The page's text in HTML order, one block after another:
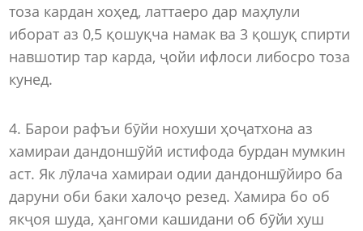
тоза кардан хоҳед, латтаеро дар маҳлули
иборат аз 0,5 қошуқча намак ва 3 қошуқ спирти
навшотир тар карда, ҷойи ифлоси либосро тоза
кунед.
4. Барои рафъи бӯйи нохуши ҳоҷатхона аз
хамираи дандоншӯйӣ истифода бурдан мумкин
аст. Як лӯлача хамираи одии дандоншӯйиро ба
даруни оби баки халоҷо резед. Хамира бо об
якҷоя шуда, ҳангоми кашидани об бӯйи хуш